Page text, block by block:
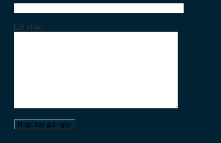
Lời nhắn